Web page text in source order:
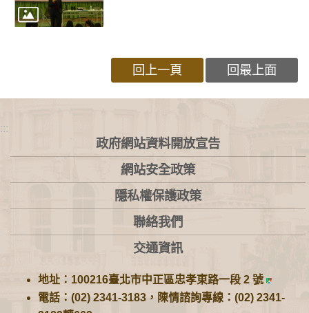
回上一頁 回最上面
:::
政府網站資料開放宣告
網站安全政策
隱私權保護政策
聯絡我們
交通資訊
地址：100216臺北市中正區忠孝東路一段 2 號
電話：(02) 2341-3183，陳情諮詢專線：(02) 2341-